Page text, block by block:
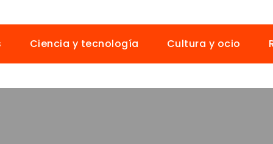
Ciencia y tecnología Cultura y ocio